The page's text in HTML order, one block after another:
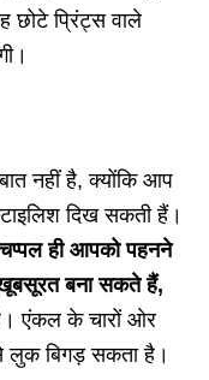
छोटे प्रिंट्स वाले
नहीं है, क्योंकि आप
दिख सकती हैं।
ही आपको पहनने
बना सकते हैं,
एंकल के चारों ओर
लुक बिगड़ सकता है।